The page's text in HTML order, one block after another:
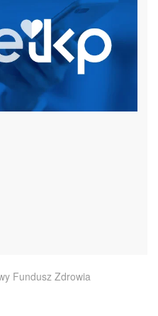
Fundusz Zdrowia